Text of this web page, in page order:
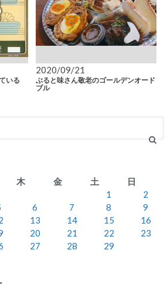
いる
2020/09/21
ぶると味さん敬老のゴールデンオード
ブル
木 金 土
日
1
2
6 7 8
9
13 14 15
16
20 21 22
23
27 28
29